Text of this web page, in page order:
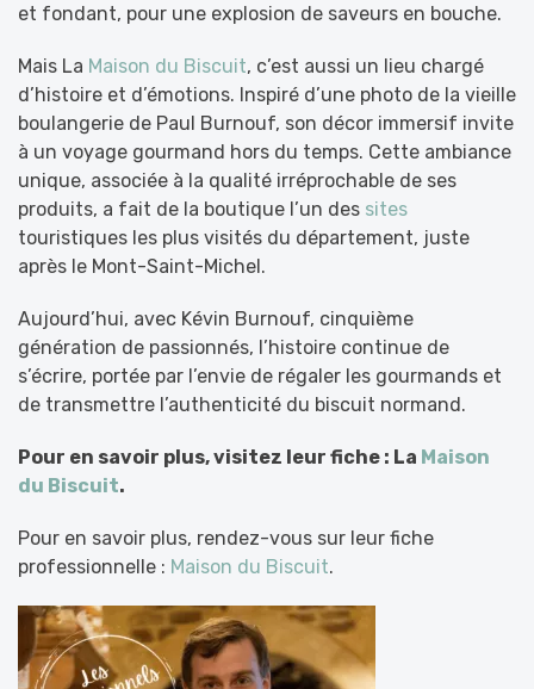
et fondant, pour une explosion de saveurs en bouche.
Mais La Maison du Biscuit, c’est aussi un lieu chargé
d’histoire et d’émotions. Inspiré d’une photo de la vieille
boulangerie de Paul Burnouf, son décor immersif invite
à un voyage gourmand hors du temps. Cette ambiance
unique, associée à la qualité irréprochable de ses
produits, a fait de la boutique l’un des sites
touristiques les plus visités du département, juste
après le Mont-Saint-Michel.
Aujourd’hui, avec Kévin Burnouf, cinquième
génération de passionnés, l’histoire continue de
s’écrire, portée par l’envie de régaler les gourmands et
de transmettre l’authenticité du biscuit normand.
Pour en savoir plus, visitez leur fiche : La Maison
du Biscuit.
Pour en savoir plus, rendez-vous sur leur fiche
professionnelle : Maison du Biscuit.